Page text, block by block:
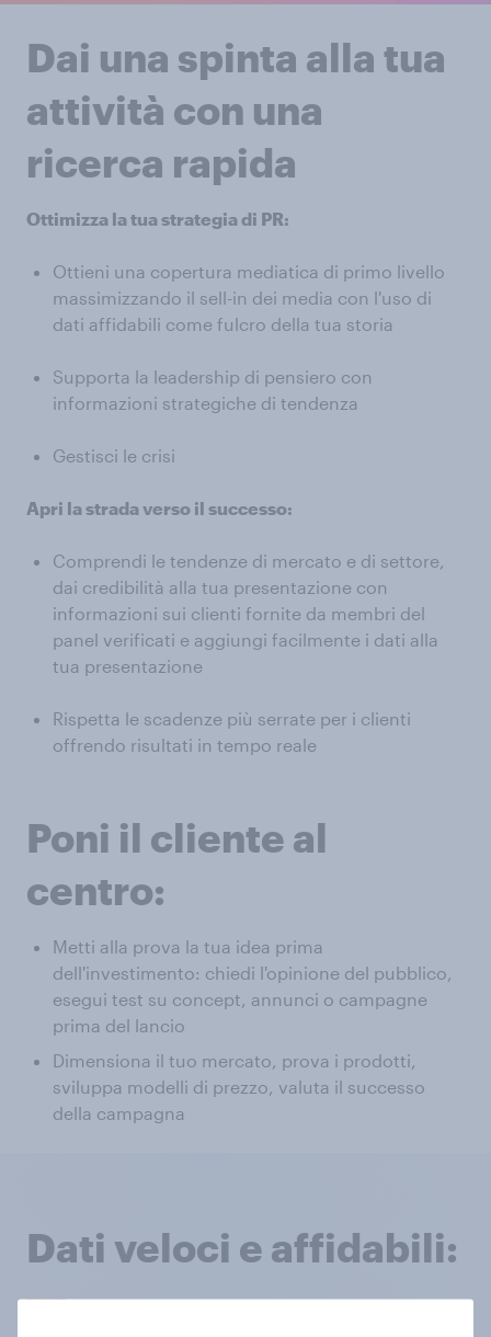
Dai una spinta alla tua
attività con una
ricerca rapida
Ottimizza la tua strategia di PR:
Ottieni una copertura mediatica di primo livello
massimizzando il sell-in dei media con l'uso di
dati affidabili come fulcro della tua storia
Supporta la leadership di pensiero con
informazioni strategiche di tendenza
Gestisci le crisi
Apri la strada verso il successo:
Comprendi le tendenze di mercato e di settore,
dai credibilità alla tua presentazione con
informazioni sui clienti fornite da membri del
panel verificati e aggiungi facilmente i dati alla
tua presentazione
Rispetta le scadenze più serrate per i clienti
offrendo risultati in tempo reale
Poni il cliente al
centro:
Metti alla prova la tua idea prima
dell'investimento: chiedi l'opinione del pubblico,
esegui test su concept, annunci o campagne
prima del lancio
Dimensiona il tuo mercato, prova i prodotti,
sviluppa modelli di prezzo, valuta il successo
della campagna
Dati veloci e affidabili: